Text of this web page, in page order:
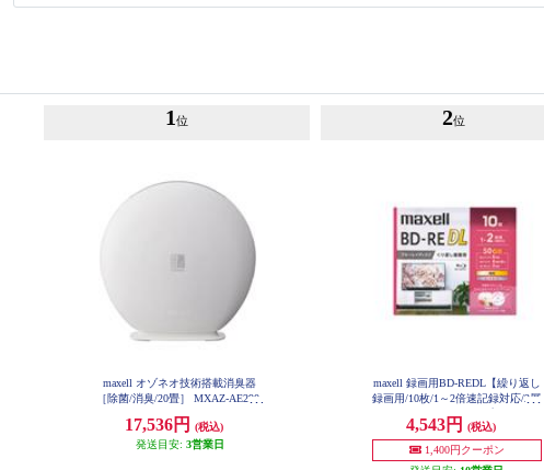
1 位
maxell オゾネオ技術搭載消臭器
［除菌/消臭/20畳］ MXAZ-AE290
17,536円
(税込)
発送目安: 3営業日
2位
maxell 録画用BD-REDL【繰り返し
録画用/10枚/1～2倍速記録対応/2層
対応/ワイドプリント対応】 BEV5
0WPG-10S
4,543円
(税込)
1,400円クーポン